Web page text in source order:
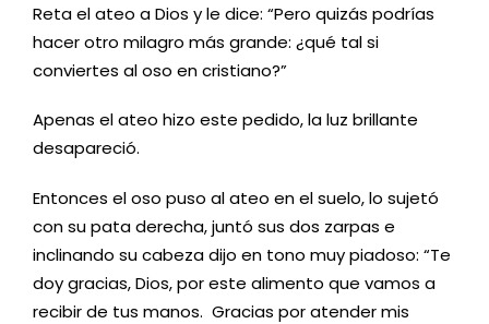
Reta el ateo a Dios y le dice: “Pero quizás podrías
hacer otro milagro más grande: ¿qué tal si
conviertes al oso en cristiano?”
Apenas el ateo hizo este pedido, la luz brillante
desapareció.
Entonces el oso puso al ateo en el suelo, lo sujetó
con su pata derecha, juntó sus dos zarpas e
inclinando su cabeza dijo en tono muy piadoso: “Te
doy gracias, Dios, por este alimento que vamos a
recibir de tus manos. Gracias por atender mis